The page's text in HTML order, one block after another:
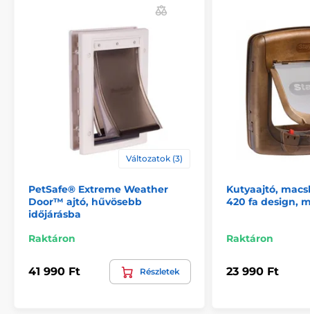
Változatok (3)
PetSafe® Extreme Weather
Door™ ajtó, hűvösebb
időjárásba
Raktáron
41 990 Ft Részletek
Kutyaajtó,
420 fa design,
Raktáron
23 990 Ft